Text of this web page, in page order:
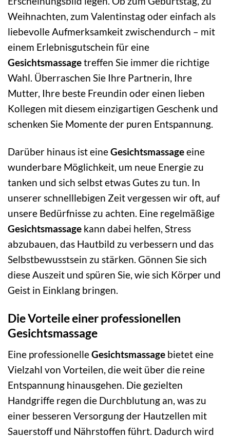
Weihnachten, zum Valentinstag oder einfach als
liebevolle Aufmerksamkeit zwischendurch – mit
einem Erlebnisgutschein für eine
Gesichtsmassagetreffen Sie immer die richtige
Wahl. Überraschen Sie Ihre Partnerin, Ihre
Mutter, Ihre beste Freundin oder einen lieben
Kollegen mit diesem einzigartigen Geschenk und
schenken Sie Momente der puren Entspannung.
Darüber hinaus ist eineGesichtsmassageeine
wunderbare Möglichkeit, um neue Energie zu
tanken und sich selbst etwas Gutes zu tun. In
unserer schnelllebigen Zeit vergessen wir oft, auf
unsere Bedürfnisse zu achten. Eine regelmäßige
Gesichtsmassage kann dabei helfen, Stress
abzubauen, das Hautbild zu verbessern und das
Selbstbewusstsein zu stärken. Gönnen Sie sich
diese Auszeit und spüren Sie, wie sich Körper und
Geist in Einklang bringen.
Die Vorteile einer professionellen
Gesichtsmassage
Eine professionelleGesichtsmassage bietet eine
Vielzahl von Vorteilen, die weit über die reine
Entspannung hinausgehen. Die gezielten
Handgriffe regen die Durchblutung an, was zu
einer besseren Versorgung der Hautzellen mit
Sauerstoff und Nährstoffen führt. Dadurch wird